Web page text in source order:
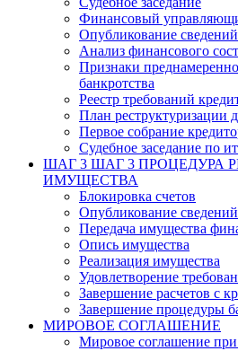
Финансовый
Опубликование
Анализ финансового
Признаки
банкротства
Реестр требований
План реструктуризации
Первое собрание
Судебное заседание по
ШАГ 3 ШАГ 3 ПРОЦЕДУРА
ИМУЩЕСТВА
Блокировка счетов
Опубликование сведений
Передача имущества
Опись имущества
Реализация имущества
Удовлетворение
Завершение расчетов с
Завершение процедуры
МИРОВОЕ СОГЛАШЕНИЕ
Мировое соглашение при